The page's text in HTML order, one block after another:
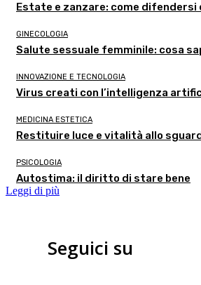
Estate e zanzare: come difendersi
GINECOLOGIA
Salute sessuale femminile: cosa
INNOVAZIONE E TECNOLOGIA
Virus creati con l’intelligenza
MEDICINA ESTETICA
Restituire luce e vitalità allo
PSICOLOGIA
Autostima: il diritto di stare bene
Leggi di più
Seguici su